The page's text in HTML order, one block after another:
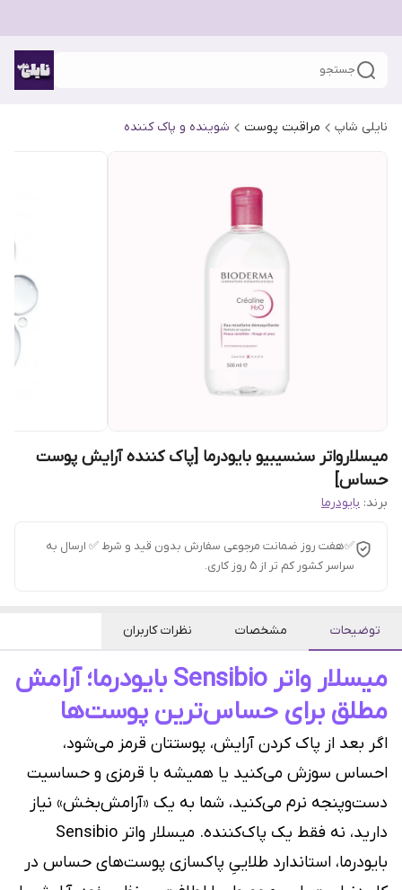
جستجو
نایلی شاپ مراقبت پوست شوینده و پاک کننده
میسلارواتر سنسیبیو بایودرما [پاک کننده آرایش پوست
حساس]
برند: بایودرما
✅هفت روز ضمانت مرجوعی سفارش بدون قید و شرط ✅ ارسال به
سراسر کشور کم تر از 5 روز کاری.
توضیحات مشخصات نظرات کاربران
میسلار واتر Sensibio بایودرما؛ آرامش
مطلق برای حساس‌ترین پوست‌ها
اگر بعد از پاک کردن آرایش، پوستتان قرمز می‌شود،
احساس سوزش می‌کنید یا همیشه با قرمزی و حساسیت
دست‌وپنجه نرم می‌کنید، شما به یک «آرامش‌بخش» نیاز
دارید، نه فقط یک پاک‌کننده. میسلار واتر Sensibio
بایودرما، استاندارد طلاییِ پاکسازی پوست‌های حساس در